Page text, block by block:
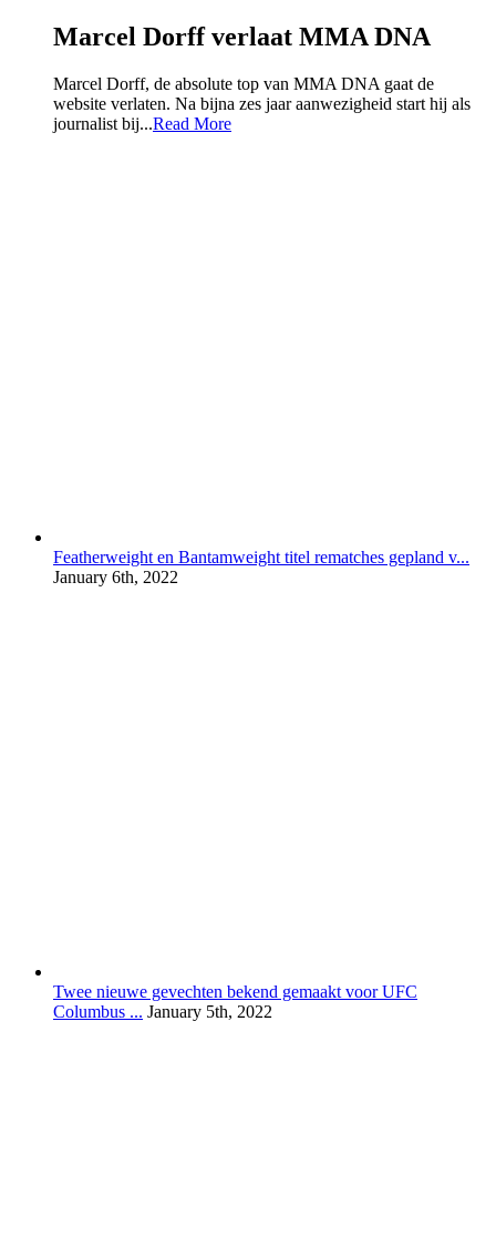
Marcel Dorff verlaat MMA DNA
Marcel Dorff, de absolute top van MMA DNA gaat de
website verlaten. Na bijna zes jaar aanwezigheid start hij als
journalist bij...Read More
Featherweight en Bantamweight titel rematches gepland v...
January 6th, 2022
Twee nieuwe gevechten bekend gemaakt voor UFC
Columbus ... January 5th, 2022